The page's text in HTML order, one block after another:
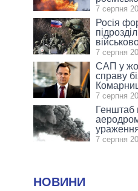
7 серпня
Росія
7 серпня
САП у
справу
7 серпня
Генштаб
7 серпня
НОВИНИ